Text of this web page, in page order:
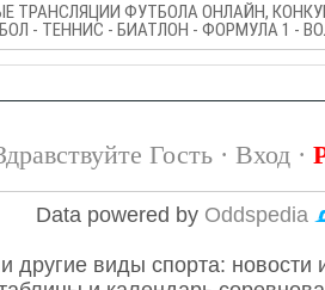
ТРАНСЛЯЦИИ ФУТБОЛА ОНЛАЙН,
- ТЕННИС - БИАТЛОН - ФОРМУЛА 1 -
Гость · Вход·
Data powered by Oddspedia
другие виды спорта: новости